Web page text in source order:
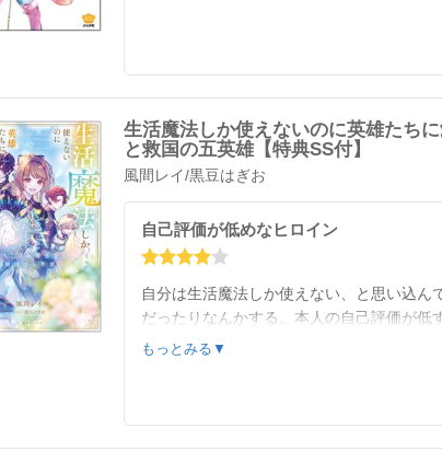
生活魔法しか使えないのに英雄たち
と救国の五英雄【特典SS付】
風間レイ/黒豆はぎお
自己評価が低めなヒロイン
自分は生活魔法しか使えない、と思い込
だったりなんかする。本人の自己評価が低
に良いよね。
もっとみる▼